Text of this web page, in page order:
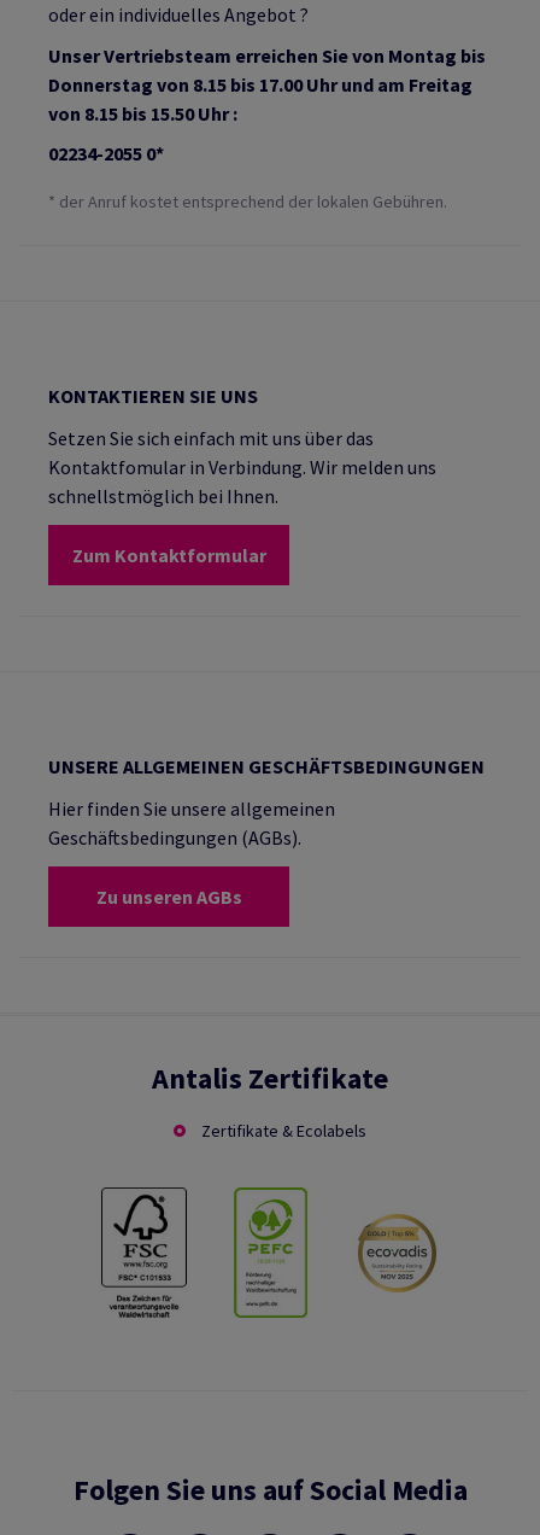
oder ein individuelles Angebot ?
Unser Vertriebsteam erreichen Sie von Montag bis
Donnerstag von 8.15 bis 17.00 Uhr und am Freitag
von 8.15 bis 15.50 Uhr :
02234-2055 0*
* der Anruf kostet entsprechend der lokalen Gebühren.
KONTAKTIEREN SIE UNS
Setzen Sie sich einfach mit uns über das
Kontaktfomular in Verbindung. Wir melden uns
schnellstmöglich bei Ihnen.
Zum Kontaktformular
UNSERE ALLGEMEINEN GESCHÄFTSBEDINGUNGEN
Hier finden Sie unsere allgemeinen
Geschäftsbedingungen (AGBs).
Zu unseren AGBs
Antalis Zertifikate
Zertifikate & Ecolabels
Folgen Sie uns auf Social Media